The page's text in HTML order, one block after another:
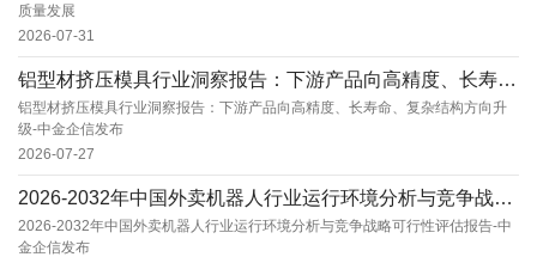
质量发展
2026-07-31
铝型材挤压模具行业洞察报告：下游产品向高精度、长寿命、复杂结构方向升级-中金企信发布
铝型材挤压模具行业洞察报告：下游产品向高精度、长寿命、复杂结构方向升
级-中金企信发布
2026-07-27
2026-2032年中国外卖机器人行业运行环境分析与竞争战略可行性评估报告-中金企信发布
2026-2032年中国外卖机器人行业运行环境分析与竞争战略可行性评估报告-中
金企信发布